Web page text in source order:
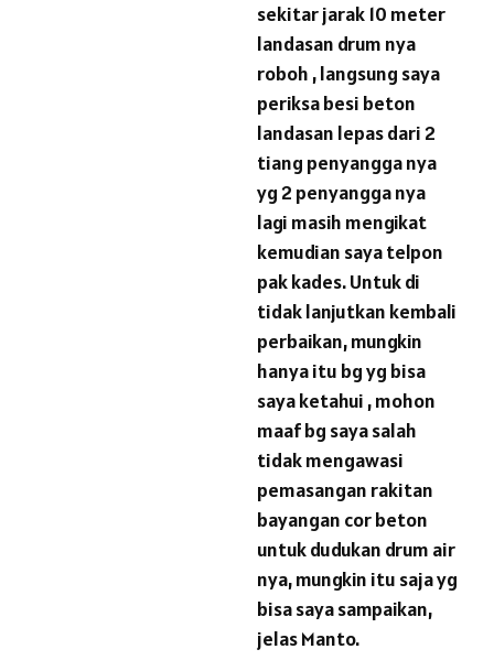
sekitar jarak 10 meter
landasan drum nya
roboh , langsung saya
periksa besi beton
landasan lepas dari 2
tiang penyangga nya
yg 2 penyangga nya
lagi masih mengikat
kemudian saya telpon
pak kades. Untuk di
tidak lanjutkan kembali
perbaikan, mungkin
hanya itu bg yg bisa
saya ketahui , mohon
maaf bg saya salah
tidak mengawasi
pemasangan rakitan
bayangan cor beton
untuk dudukan drum air
nya, mungkin itu saja yg
bisa saya sampaikan,
jelas Manto.